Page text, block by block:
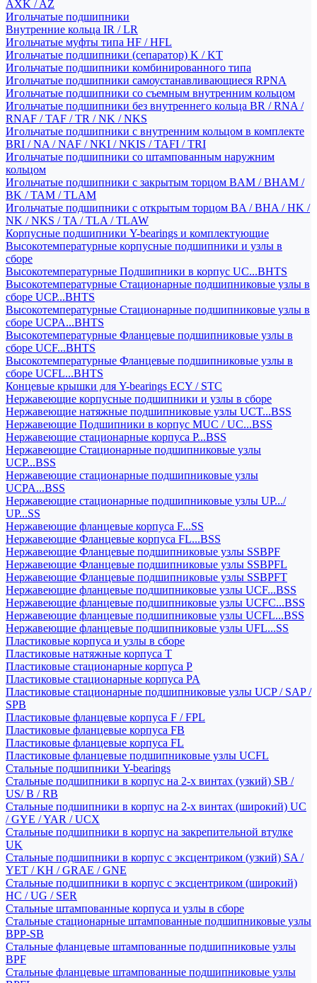
AXK / AZ
Игольчатые подшипники
Внутренние кольца IR / LR
Игольчатые муфты типа HF / HFL
Игольчатые подшипники (сепаратор) K / KT
Игольчатые подшипники комбинированного типа
Игольчатые подшипники самоустанавливающиеся RPNA
Игольчатые подшипники со съемным внутренним кольцом
Игольчатые подшипники без внутреннего кольца BR / RNA /
RNAF / TAF / TR / NK / NKS
Игольчатые подшипники с внутренним кольцом в комплекте
BRI / NA / NAF / NKI / NKIS / TAFI / TRI
Игольчатые подшипники со штампованным наружним
кольцом
Игольчатые подшипники с закрытым торцом BAM / BHAM /
BK / TAM / TLAM
Игольчатые подшипники с открытым торцом BA / BHA / HK /
NK / NKS / TA / TLA / TLAW
Корпусные подшипники Y-bearings и комплектующие
Высокотемпературные корпусные подшипники и узлы в
сборе
Высокотемпературные Подшипники в корпус UC...BHTS
Высокотемпературные Стационарные подшипниковые узлы в
сборе UCP...BHTS
Высокотемпературные Стационарные подшипниковые узлы в
сборе UCPA...BHTS
Высокотемпературные Фланцевые подшипниковые узлы в
сборе UCF...BHTS
Высокотемпературные Фланцевые подшипниковые узлы в
сборе UCFL...BHTS
Концевые крышки для Y-bearings ECY / STC
Нержавеющие корпусные подшипники и узлы в сборе
Нержавеющие натяжные подшипниковые узлы UCT...BSS
Нержавеющие Подшипники в корпус MUC / UC...BSS
Нержавеющие стационарные корпуса P...BSS
Нержавеющие Стационарные подшипниковые узлы
UCP...BSS
Нержавеющие стационарные подшипниковые узлы
UCPA...BSS
Нержавеющие стационарные подшипниковые узлы UP.../
UP...SS
Нержавеющие фланцевые корпуса F...SS
Нержавеющие Фланцевые корпуса FL...BSS
Нержавеющие Фланцевые подшипниковые узлы SSBPF
Нержавеющие Фланцевые подшипниковые узлы SSBPFL
Нержавеющие Фланцевые подшипниковые узлы SSBPFT
Нержавеющие фланцевые подшипниковые узлы UCF...BSS
Нержавеющие фланцевые подшипниковые узлы UCFC...BSS
Нержавеющие фланцевые подшипниковые узлы UCFL...BSS
Нержавеющие фланцевые подшипниковые узлы UFL...SS
Пластиковые корпуса и узлы в сборе
Пластиковые натяжные корпуса T
Пластиковые стационарные корпуса P
Пластиковые стационарные корпуса PA
Пластиковые стационарные подшипниковые узлы UCP / SAP /
SPB
Пластиковые фланцевые корпуса F / FPL
Пластиковые фланцевые корпуса FB
Пластиковые фланцевые корпуса FL
Пластиковые фланцевые подшипниковые узлы UCFL
Стальные подшипники Y-bearings
Стальные подшипники в корпус на 2-х винтах (узкий) SB /
US/ B / RB
Стальные подшипники в корпус на 2-х винтах (широкий) UC
/ GYE / YAR / UCX
Стальные подшипники в корпус на закрепительной втулке
UK
Стальные подшипники в корпус с эксцентриком (узкий) SA /
YET / KH / GRAE / GNE
Стальные подшипники в корпус с эксцентриком (широкий)
HC / UG / SER
Стальные штампованные корпуса и узлы в сборе
Стальные стационарные штампованные подшипниковые узлы
BPP-SB
Стальные фланцевые штампованные подшипниковые узлы
BPF
Стальные фланцевые штампованные подшипниковые узлы